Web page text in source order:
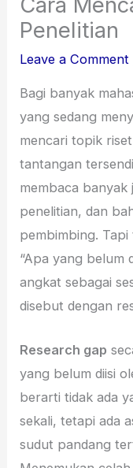
Penelitian
Leave a Comment
Bagi banyak
yang sedang
mencari topik
tantangan
membaca banyak
penelitian, dan
pembimbing.
“Apa yang belum
angkat sebagai
disebut dengan
Research gap
yang belum diisi
berarti tidak ada
sekali, tetapi ada
sudut pandang